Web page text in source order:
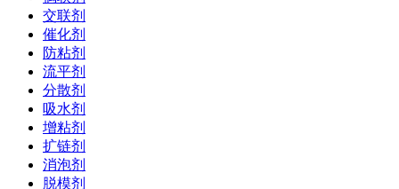
交联剂
催化剂
防粘剂
流平剂
分散剂
吸水剂
增粘剂
扩链剂
消泡剂
脱模剂